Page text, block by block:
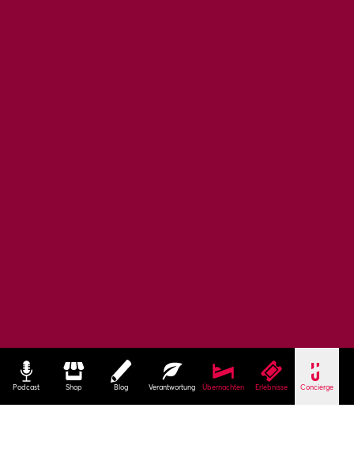
Podcast Shop Blog Verantwortung Übernachten Erlebnisse Concierge